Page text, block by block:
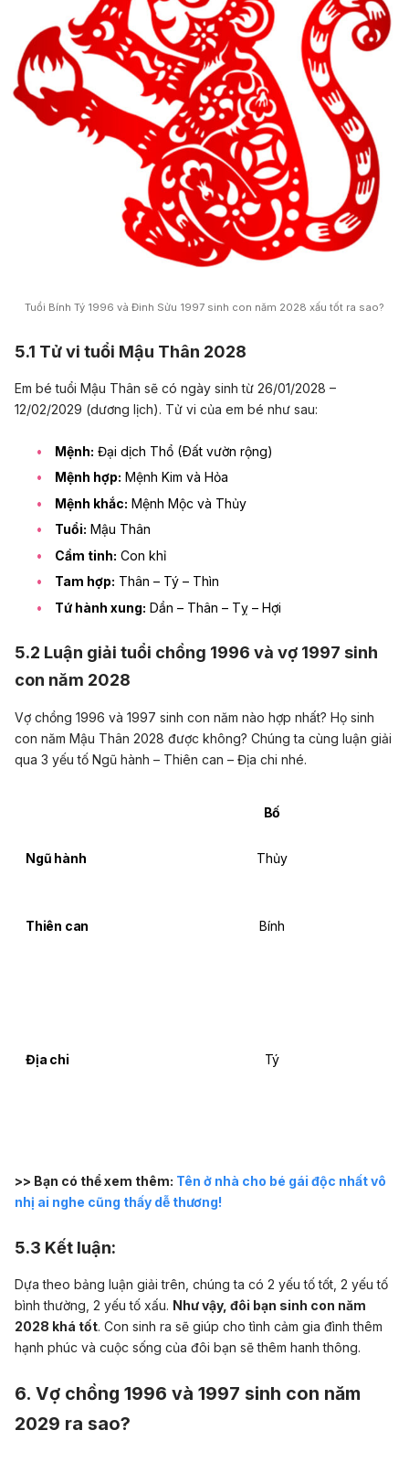
Tuổi Bính Tý 1996 và Đinh Sửu 1997 sinh con năm 2028 xấu tốt ra sao?
5.1 Tử vi tuổi Mậu Thân 2028
Em bé tuổi Mậu Thân sẽ có ngày sinh từ 26/01/2028 –
12/02/2029 (dương lịch). Tử vi của em bé như sau:
Mệnh: Đại dịch Thổ (Ðất vườn rộng)
Mệnh hợp: Mệnh Kim và Hỏa
Mệnh khắc: Mệnh Mộc và Thủy
Tuổi: Mậu Thân
Cầm tinh: Con khỉ
Tam hợp: Thân – Tý – Thìn
Tứ hành xung: Dần – Thân – Tỵ – Hợi
5.2 Luận giải tuổi chồng 1996 và vợ 1997 sinh
con năm 2028
Vợ chồng 1996 và 1997 sinh con năm nào hợp nhất? Họ sinh
con năm Mậu Thân 2028 được không? Chúng ta cùng luận giải
qua 3 yếu tố Ngũ hành – Thiên can – Địa chi nhé.
Bố
Ngũ hành Thủy
Thiên can Bính
Địa chi Tý
>> Bạn có thể xem thêm: Tên ở nhà cho bé gái độc nhất vô
nhị ai nghe cũng thấy dễ thương!
5.3 Kết luận:
Dựa theo bảng luận giải trên, chúng ta có 2 yếu tố tốt, 2 yếu tố
bình thường, 2 yếu tố xấu. Như vậy, đôi bạn sinh con năm
2028 khá tốt. Con sinh ra sẽ giúp cho tình cảm gia đình thêm
hạnh phúc và cuộc sống của đôi bạn sẽ thêm hanh thông.
6. Vợ chồng 1996 và 1997 sinh con năm
2029 ra sao?